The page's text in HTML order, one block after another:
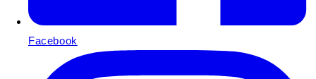
Facebook